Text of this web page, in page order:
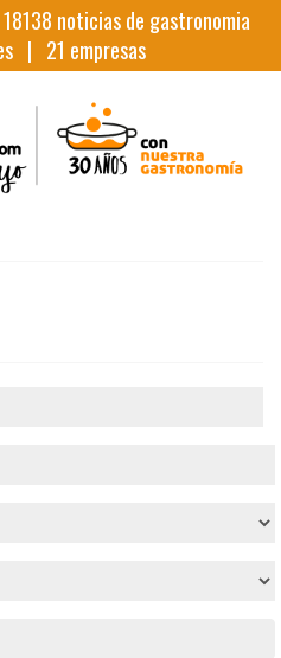
18138 noticias de gastronomia
| 21 empresas